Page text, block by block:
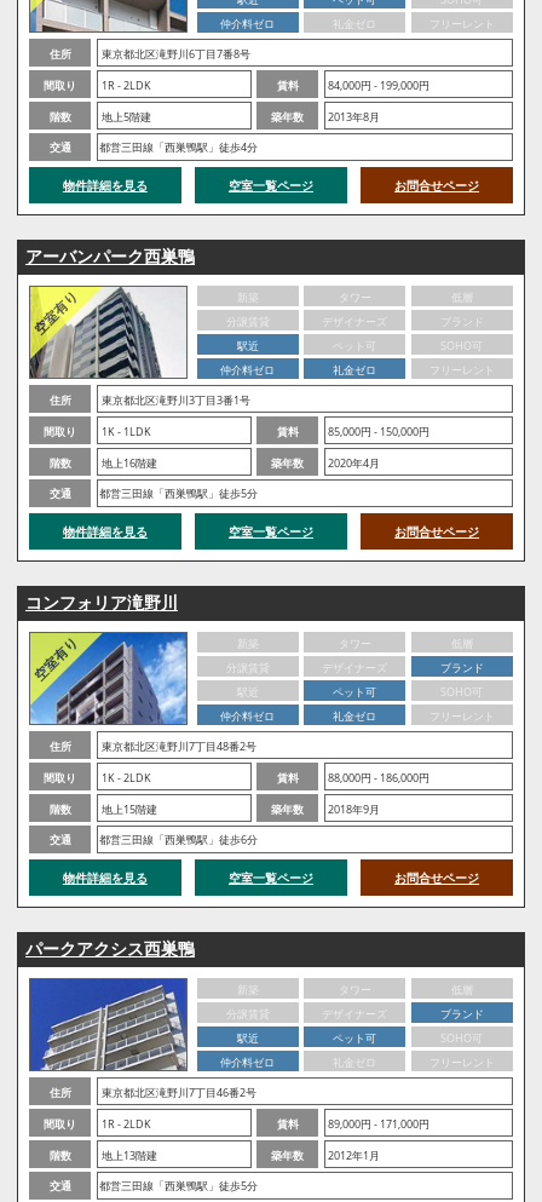
仲介料ゼロ
礼金ゼロ
フリーレント
住所
東京都北区滝野川6丁目7番8号
間取り
1R - 2LDK 賃料
84,000円 - 199,000円
階数
地上5階建 築年数
2013年8月
交通
都営三田線「西巣鴨駅」徒歩4分
物件詳細を見る 空室一覧ページ お問合せページ
アーバンパーク西巣鴨
新築 タワー
低層
分譲賃貸
デザイナーズ
ブランド
駅近
ペット可
SOHO可
仲介料ゼロ
礼金ゼロ
フリーレント
住所
東京都北区滝野川3丁目3番1号
間取り
1K - 1LDK 賃料
85,000円 - 150,000円
階数
地上16階建 築年数
2020年4月
交通
都営三田線「西巣鴨駅」徒歩5分
物件詳細を見る 空室一覧ページ お問合せページ
コンフォリア滝野川
新築 タワー
低層
分譲賃貸
デザイナーズ
ブランド
駅近
ペット可
SOHO可
仲介料ゼロ
礼金ゼロ
フリーレント
住所
東京都北区滝野川7丁目48番2号
間取り
1K - 2LDK 賃料
88,000円 - 186,000円
階数
地上15階建 築年数
2018年9月
交通
都営三田線「西巣鴨駅」徒歩6分
物件詳細を見る 空室一覧ページ お問合せページ
パークアクシス西巣鴨
新築 タワー
低層
分譲賃貸
デザイナーズ
ブランド
駅近
ペット可
SOHO可
仲介料ゼロ
礼金ゼロ
フリーレント
住所
東京都北区滝野川7丁目46番2号
間取り
1R - 2LDK 賃料
89,000円 - 171,000円
階数
地上13階建 築年数
2012年1月
交通
都営三田線「西巣鴨駅」徒歩5分